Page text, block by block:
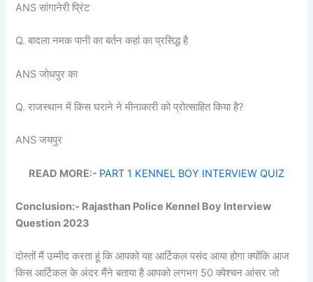
ANS सांगानेरी प्रिंट
Q. बादला नमक पानी का बर्तन कहां का प्रसिद्ध है
ANS जोधपुर का
Q. राजस्थान में किस घराने ने मीनाकारी को प्रोत्साहित किया है?
ANS जयपुर
READ MORE:- PART 1 KENNEL BOY INTERVIEW QUIZ
Conclusion:- Rajasthan Police Kennel Boy Interview
Question 2023
दोस्तों मैं उम्मीद करता हूं कि आपको यह आर्टिकल पसंद आया होगा क्योंकि आज
किस आर्टिकल के अंदर मैंने बताया है आपको लगभग 50 क्वेश्चन आंसर जो